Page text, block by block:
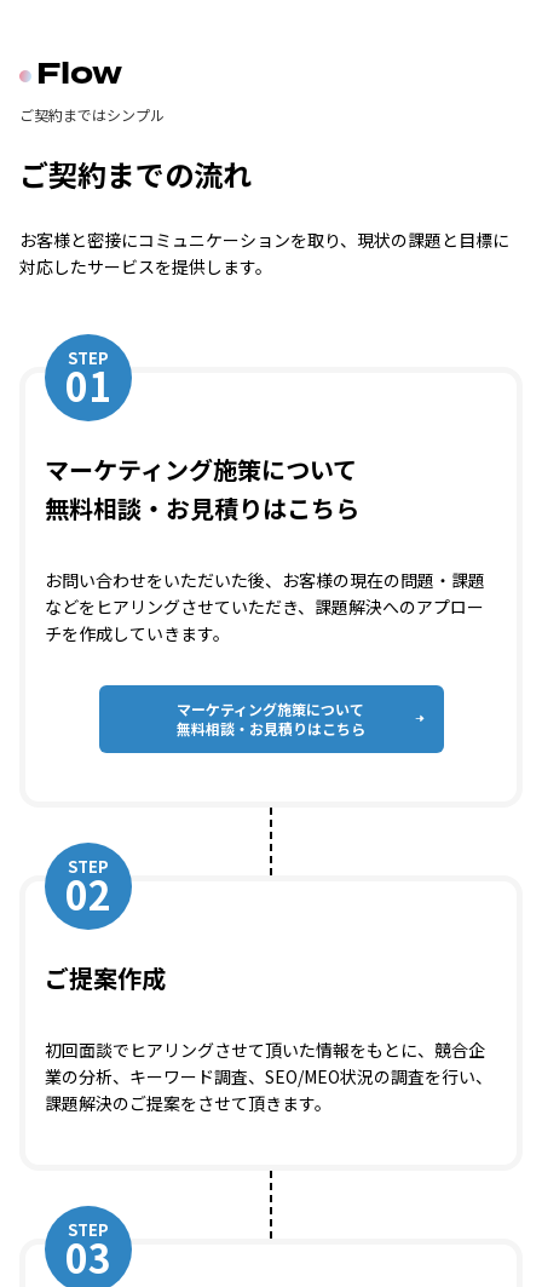
Flow
ご契約まではシンプル
ご契約までの流れ
お客様と密接にコミュニケーションを取り、現状の課題と目標に
対応したサービスを提供します。
STEP
01
マーケティング施策について
無料相談・お見積りはこちら
お問い合わせをいただいた後、お客様の現在の問題・課題
などをヒアリングさせていただき、課題解決へのアプロー
チを作成していきます。
マーケティング施策について
無料相談・お見積りはこちら
STEP
02
ご提案作成
初回面談でヒアリングさせて頂いた情報をもとに、競合企
業の分析、キーワード調査、SEO/MEO状況の調査を行い、
課題解決のご提案をさせて頂きます。
STEP
03